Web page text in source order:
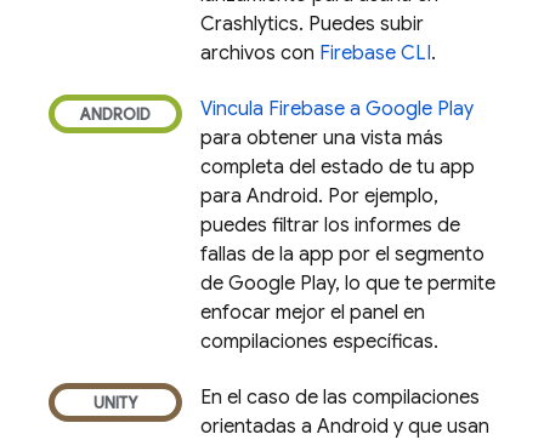
Crashlytics. Puedes subir
archivos con Firebase CLI.
Vincula Firebase a Google Play
para obtener una vista más
completa del estado de tu app
para Android. Por ejemplo,
puedes filtrar los informes de
fallas de la app por el segmento
de Google Play, lo que te permite
enfocar mejor el panel en
compilaciones específicas.
En el caso de las compilaciones
orientadas a Android y que usan